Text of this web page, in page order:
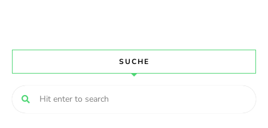
SUCHE